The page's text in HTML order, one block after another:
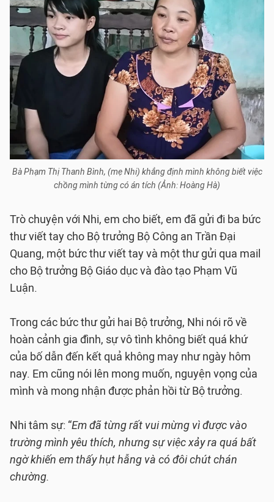
Bà Phạm Thị Thanh Bình, (mẹ Nhi) khẳng định mình không biết việc
chồng mình từng có án tích (Ảnh: Hoàng Hà)
Trò chuyện với Nhi, em cho biết, em đã gửi đi ba bức
thư viết tay cho Bộ trưởng Bộ Công an Trần Đại
Quang, một bức thư viết tay và một thư gửi qua mail
cho Bộ trưởng Bộ Giáo dục và đào tạo Phạm Vũ
Luận.
Trong các bức thư gửi hai Bộ trưởng, Nhi nói rõ về
hoàn cảnh gia đình, sự vô tình không biết quá khứ
của bố dẫn đến kết quả không may như ngày hôm
nay. Em cũng nói lên mong muốn, nguyện vọng của
mình và mong nhận được phản hồi từ Bộ trưởng.
Nhi tâm sự: “Em đã từng rất vui mừng vì được vào
trường mình yêu thích, nhưng sự việc xảy ra quá bất
ngờ khiến em thấy hụt hẫng và có đôi chút chán
chường.